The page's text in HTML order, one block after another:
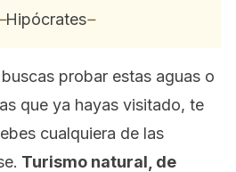
Hipócrates–
probar estas aguas o
que ya hayas visitado, te
cualquiera de las
Turismo natural, de